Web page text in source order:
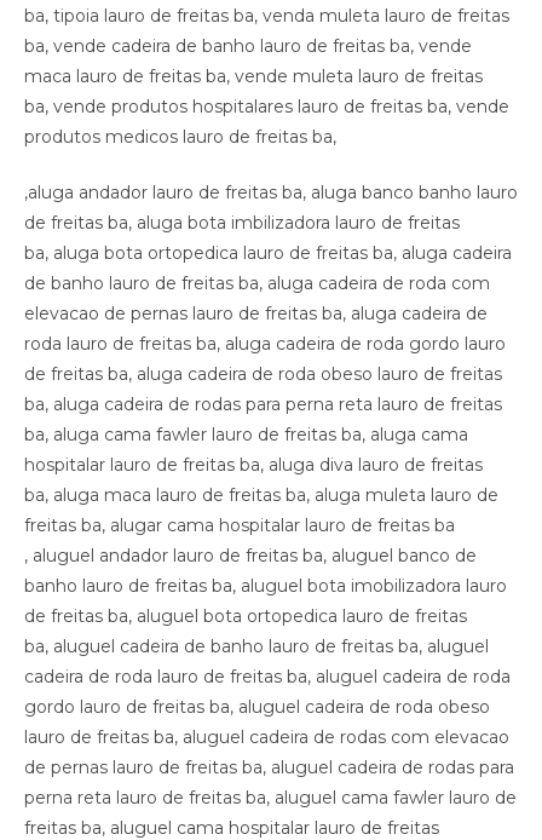
,aluga andador lauro de freitas ba, aluga banco banho lauro
de freitas ba, aluga bota imbilizadora lauro de freitas
ba, aluga bota ortopedica lauro de freitas ba, aluga cadeira
de banho lauro de freitas ba, aluga cadeira de roda com
elevacao de pernas lauro de freitas ba, aluga cadeira de
roda lauro de freitas ba, aluga cadeira de roda gordo lauro
de freitas ba, aluga cadeira de roda obeso lauro de freitas
ba, aluga cadeira de rodas para perna reta lauro de freitas
ba, aluga cama fawler lauro de freitas ba, aluga cama
hospitalar lauro de freitas ba, aluga diva lauro de freitas
ba, aluga maca lauro de freitas ba, aluga muleta lauro de
freitas ba, alugar cama hospitalar lauro de freitas ba
, aluguel andador lauro de freitas ba, aluguel banco de
banho lauro de freitas ba, aluguel bota imobilizadora lauro
de freitas ba, aluguel bota ortopedica lauro de freitas
ba, aluguel cadeira de banho lauro de freitas ba, aluguel
cadeira de roda lauro de freitas ba, aluguel cadeira de roda
gordo lauro de freitas ba, aluguel cadeira de roda obeso
lauro de freitas ba, aluguel cadeira de rodas com elevacao
de pernas lauro de freitas ba, aluguel cadeira de rodas para
perna reta lauro de freitas ba, aluguel cama fawler lauro de
freitas ba, aluguel cama hospitalar lauro de freitas